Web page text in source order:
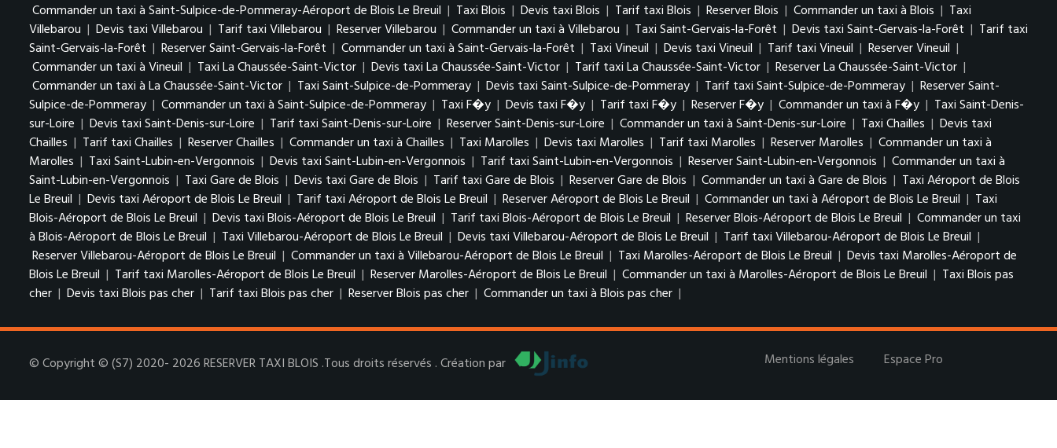
Commander un taxi à Saint-Sulpice-de-Pommeray-Aéroport de Blois Le Breuil | Taxi Blois | Devis taxi Blois | Tarif taxi Blois | Reserver Blois | Commander un taxi à Blois | Taxi
Villebarou | Devis taxi Villebarou | Tarif taxi Villebarou | Reserver Villebarou | Commander un taxi à Villebarou | Taxi Saint-Gervais-la-Forêt | Devis taxi Saint-Gervais-la-Forêt | Tarif taxi
Saint-Gervais-la-Forêt | Reserver Saint-Gervais-la-Forêt | Commander un taxi à Saint-Gervais-la-Forêt | Taxi Vineuil | Devis taxi Vineuil | Tarif taxi Vineuil | Reserver Vineuil |
Commander un taxi à Vineuil | Taxi La Chaussée-Saint-Victor | Devis taxi La Chaussée-Saint-Victor | Tarif taxi La Chaussée-Saint-Victor | Reserver La Chaussée-Saint-Victor |
Commander un taxi à La Chaussée-Saint-Victor | Taxi Saint-Sulpice-de-Pommeray | Devis taxi Saint-Sulpice-de-Pommeray | Tarif taxi Saint-Sulpice-de-Pommeray | Reserver Saint-
Sulpice-de-Pommeray | Commander un taxi à Saint-Sulpice-de-Pommeray | Taxi F�y | Devis taxi F�y | Tarif taxi F�y | Reserver F�y | Commander un taxi à F�y | Taxi Saint-Denis-
sur-Loire | Devis taxi Saint-Denis-sur-Loire | Tarif taxi Saint-Denis-sur-Loire | Reserver Saint-Denis-sur-Loire | Commander un taxi à Saint-Denis-sur-Loire | Taxi Chailles | Devis taxi
Chailles | Tarif taxi Chailles | Reserver Chailles | Commander un taxi à Chailles | Taxi Marolles | Devis taxi Marolles | Tarif taxi Marolles | Reserver Marolles | Commander un taxi à
Marolles | Taxi Saint-Lubin-en-Vergonnois | Devis taxi Saint-Lubin-en-Vergonnois | Tarif taxi Saint-Lubin-en-Vergonnois | Reserver Saint-Lubin-en-Vergonnois | Commander un taxi à
Saint-Lubin-en-Vergonnois | Taxi Gare de Blois | Devis taxi Gare de Blois | Tarif taxi Gare de Blois | Reserver Gare de Blois | Commander un taxi à Gare de Blois | Taxi Aéroport de Blois
Le Breuil | Devis taxi Aéroport de Blois Le Breuil | Tarif taxi Aéroport de Blois Le Breuil | Reserver Aéroport de Blois Le Breuil | Commander un taxi à Aéroport de Blois Le Breuil | Taxi
Blois-Aéroport de Blois Le Breuil | Devis taxi Blois-Aéroport de Blois Le Breuil | Tarif taxi Blois-Aéroport de Blois Le Breuil | Reserver Blois-Aéroport de Blois Le Breuil | Commander un taxi
à Blois-Aéroport de Blois Le Breuil | Taxi Villebarou-Aéroport de Blois Le Breuil | Devis taxi Villebarou-Aéroport de Blois Le Breuil | Tarif taxi Villebarou-Aéroport de Blois Le Breuil |
Reserver Villebarou-Aéroport de Blois Le Breuil | Commander un taxi à Villebarou-Aéroport de Blois Le Breuil | Taxi Marolles-Aéroport de Blois Le Breuil | Devis taxi Marolles-Aéroport de
Blois Le Breuil | Tarif taxi Marolles-Aéroport de Blois Le Breuil | Reserver Marolles-Aéroport de Blois Le Breuil | Commander un taxi à Marolles-Aéroport de Blois Le Breuil | Taxi Blois pas
cher | Devis taxi Blois pas cher | Tarif taxi Blois pas cher | Reserver Blois pas cher | Commander un taxi à Blois pas cher |
© Copyright © (S7) 2020- 2026 RESERVER TAXI BLOIS .Tous droits réservés . Création par Mentions légales Espace Pro